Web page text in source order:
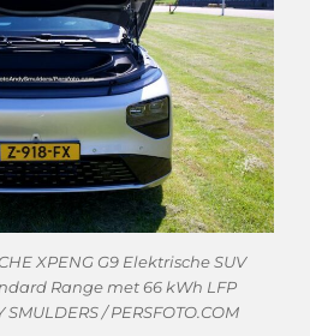
XPENG G9 Elektrische SUV
Range met 66 kWh LFP
/ PERSFOTO.COM